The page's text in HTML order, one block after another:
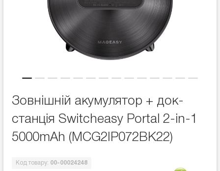
Зовнішній акумулятор + док-
станція Switcheasy Portal 2-in-1
5000mAh (MCG2IP072BK22)
Код товару: 00-00024248